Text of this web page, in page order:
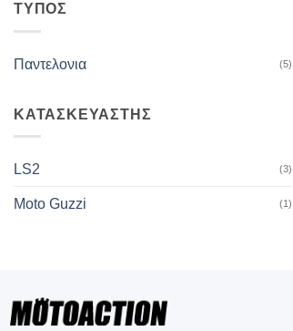
ΤΥΠΟΣ
Παντελονια (5)
ΚΑΤΑΣΚΕΥΑΣΤΗΣ
LS2 (3)
Moto Guzzi (1)